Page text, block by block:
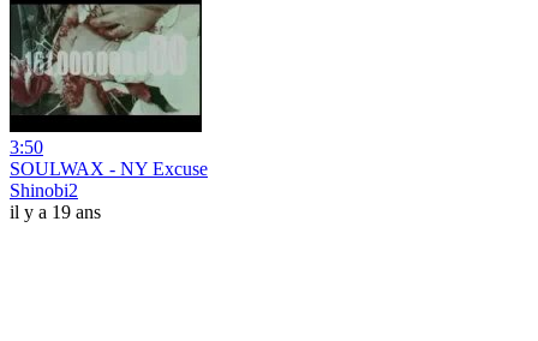
3:50
SOULWAX - NY Excuse
Shinobi2
il y a 19 ans